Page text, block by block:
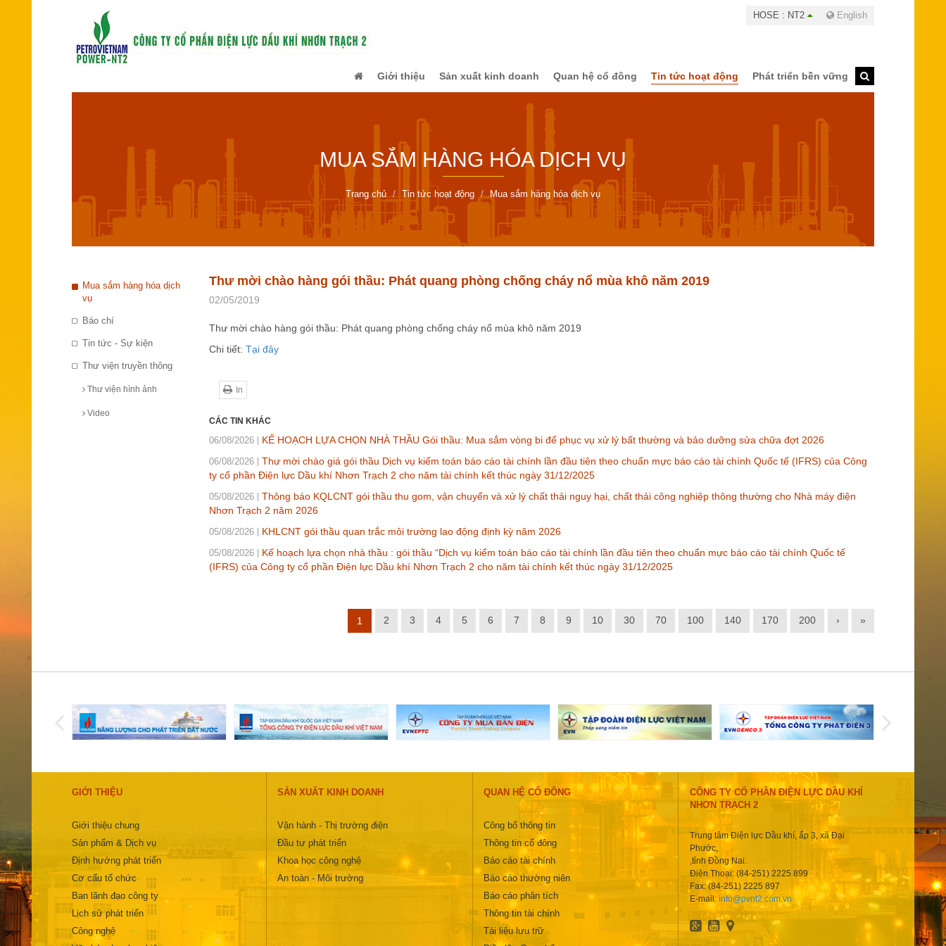
HOSE : NT2 English
Giới thiệu Sản xuất kinh doanh Quan hệ cổ đông Tin tức hoạt động Phát triển bền vững
MUA SẮM HÀNG HÓA DỊCH VỤ
Trang chủ Tin tức hoạt động Mua sắm hàng hóa dịch vụ
Mua sắm hàng hóa dịch
vụ
Báo chí
Tin tức - Sự kiện
Thư viện truyền thông
Thư viện hình ảnh
Video
Thư mời chào hàng gói thầu: Phát quang phòng chống cháy nổ mùa khô năm 2019
02/05/2019
Thư mời chào hàng gói thầu: Phát quang phòng chống cháy nổ mùa khô năm 2019
Chi tiết: Tại đây
In
CÁC TIN KHÁC
06/08/2026 KẾ HOẠCH LỰA CHỌN NHÀ THẦU Gói thầu: Mua sắm vòng bi để phục vụ xử lý bất thường và bảo dưỡng sửa chữa đợt 2026
06/08/2026
Thư mời chào giá gói thầu Dịch vụ kiểm toán báo cáo tài chính lần đầu tiên theo chuẩn mực báo cáo tài chính Quốc tế (IFRS) của Công
ty cổ phần Điện lực Dầu khí Nhơn Trạch 2 cho năm tài chính kết thúc ngày 31/12/2025
05/08/2026
Thông báo KQLCNT gói thầu thu gom, vận chuyển và xử lý chất thải nguy hại, chất thải công nghiệp thông thường cho Nhà máy điện
Nhơn Trạch 2 năm 2026
05/08/2026 KHLCNT gói thầu quan trắc môi trường lao động định kỳ năm 2026
05/08/2026
Kế hoạch lựa chọn nhà thầu : gói thầu “Dịch vụ kiểm toán báo cáo tài chính lần đầu tiên theo chuẩn mực báo cáo tài chính Quốc tế
(IFRS) của Công ty cổ phần Điện lực Dầu khí Nhơn Trạch 2 cho năm tài chính kết thúc ngày 31/12/2025
1 2 3 4 5 6 7 8 9 10 30 70 100 140 170 200 › »
GIỚI THIỆU
Giới thiệu chung
Sản phẩm & Dịch vụ
Định hướng phát triển
Cơ cấu tổ chức
Ban lãnh đạo công ty
Lịch sử phát triển
Công nghệ
SẢN XUẤT KINH DOANH
Vận hành - Thị trường điện
Đầu tư phát triển
Khoa học công nghệ
An toàn - Môi trường
QUAN HỆ CỔ ĐÔNG
Công bố thông tin
Thông tin cổ đông
Báo cáo tài chính
Báo cáo thường niên
Báo cáo phân tích
Thông tin tài chính
Tài liệu lưu trữ
CÔNG TY CỔ PHẦN ĐIỆN LỰC DẦU KHÍ
NHƠN TRẠCH 2
Trung tâm Điện lực Dầu khí, ấp 3, xã Đại
Phước,
,tỉnh Đồng Nai.
Điện Thoại: (84-251) 2225 899
Fax: (84-251) 2225 897
E-mail: info@pvnt2.com.vn